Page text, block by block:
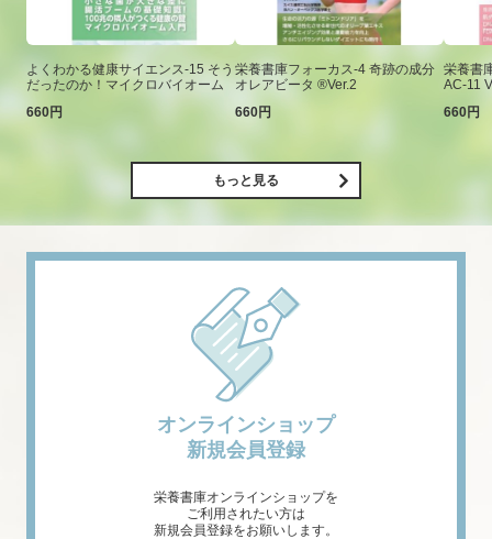
よくわかる健康サイエンス-15 そう
だったのか！マイクロバイオーム
660円
栄養書庫フォーカス-4 奇跡の成分
オレアビータ ®Ver.2
660円
栄養書
AC-11
660円
もっと見る
オンラインショップ
新規会員登録
栄養書庫オンラインショップを
ご利用されたい方は
新規会員登録をお願いします。